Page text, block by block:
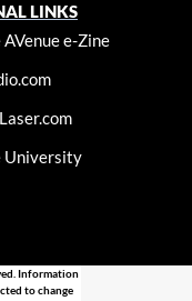
LINKS
e-Zine
University
Information
to change